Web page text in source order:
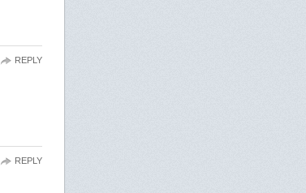
REPLY
REPLY